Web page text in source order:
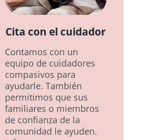
Cita con el cuidador
Contamos con un
equipo de cuidadores
compasivos para
ayudarle. También
permitimos que sus
familiares o miembros
de confianza de la
comunidad le ayuden.